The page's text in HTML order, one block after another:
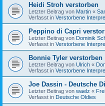
Heidi Stroh verstorben
Letzter Beitrag von Martin «
Verfasst in Verstorbene
Peppino di Capri
Letzter Beitrag von Dominik
Verfasst in Verstorbene
Bonnie Tyler verstorben
Letzter Beitrag von Ulrich «
Verfasst in Verstorbene
Joe Dassin - Deutsche
Letzter Beitrag von waelz «
Verfasst in Deutsche Oldies